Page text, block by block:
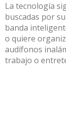
La tecnología
buscadas por
banda
o quiere
audífonos
trabajo o